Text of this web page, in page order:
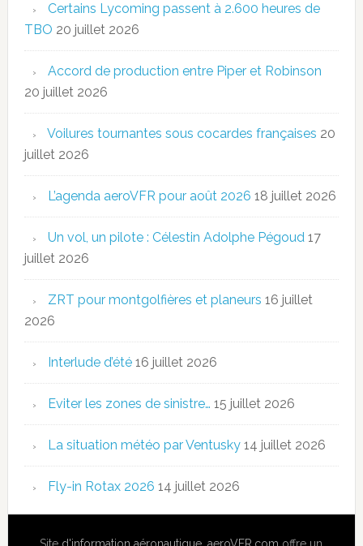
Certains Lycoming passent à 2.600 heures de
TBO 20 juillet 2026
Accord de production entre Piper et Robinson
20 juillet 2026
Voilures tournantes sous cocardes françaises 20
juillet 2026
L’agenda aeroVFR pour août 2026 18 juillet 2026
Un vol, un pilote : Célestin Adolphe Pégoud 17
juillet 2026
ZRT pour montgolfières et planeurs 16 juillet
2026
Interlude d’été 16 juillet 2026
Eviter les zones de sinistre… 15 juillet 2026
La situation météo par Ventusky 14 juillet 2026
Fly-in Rotax 2026 14 juillet 2026